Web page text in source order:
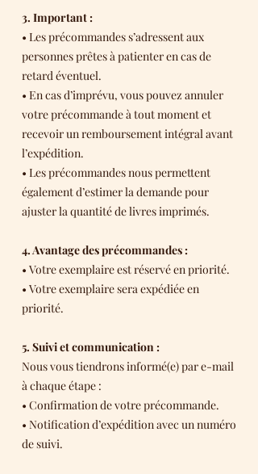
3. Important :
• Les précommandes s’adressent aux
personnes prêtes à patienter en cas de
retard éventuel.
• En cas d’imprévu, vous pouvez annuler
votre précommande à tout moment et
recevoir un remboursement intégral avant
l’expédition.
• Les précommandes nous permettent
également d’estimer la demande pour
ajuster la quantité de livres imprimés.
4. Avantage des précommandes :
• Votre exemplaire est réservé en priorité.
• Votre exemplaire sera expédiée en
priorité.
5. Suivi et communication :
Nous vous tiendrons informé(e) par e-mail
à chaque étape :
• Confirmation de votre précommande.
• Notification d’expédition avec un numéro
de suivi.